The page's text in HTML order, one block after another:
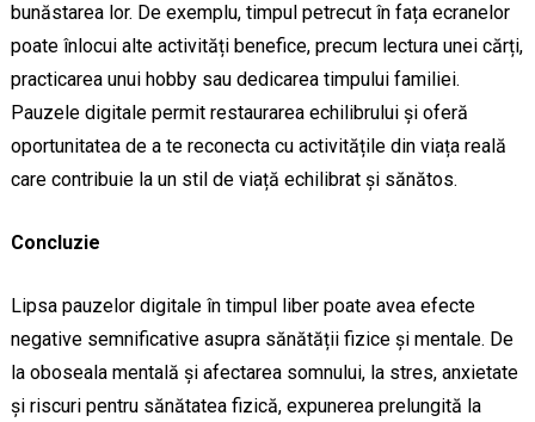
bunăstarea lor. De exemplu, timpul petrecut în fața ecranelor
poate înlocui alte activități benefice, precum lectura unei cărți,
practicarea unui hobby sau dedicarea timpului familiei.
Pauzele digitale permit restaurarea echilibrului și oferă
oportunitatea de a te reconecta cu activitățile din viața reală
care contribuie la un stil de viață echilibrat și sănătos.
Concluzie
Lipsa pauzelor digitale în timpul liber poate avea efecte
negative semnificative asupra sănătății fizice și mentale. De
la oboseala mentală și afectarea somnului, la stres, anxietate
și riscuri pentru sănătatea fizică, expunerea prelungită la